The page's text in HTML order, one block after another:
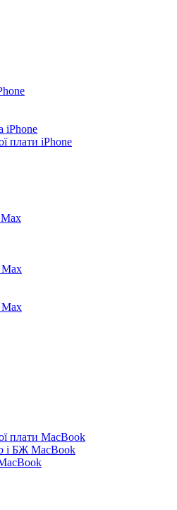
iPhone
плати iPhone
Max
Max
плати MacBook
і БЖ MacBook